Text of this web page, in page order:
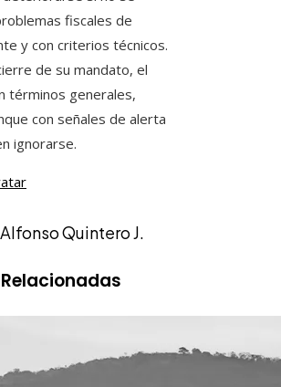
fiscales de
y con criterios técnicos.
de su mandato, el
términos generales,
con señales de alerta
ignorarse.
Quintero J.